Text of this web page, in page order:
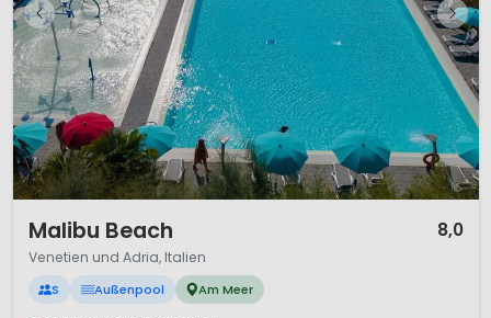
Malibu Beach 8,0
Venetien und Adria, Italien
S Außenpool Am Meer